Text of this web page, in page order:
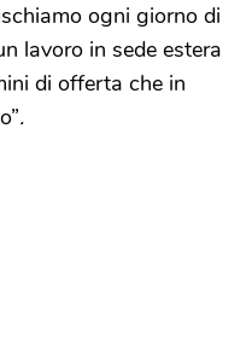
ogni giorno di
lavoro in sede estera
di offerta che in
.